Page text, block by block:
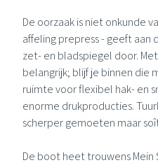
De oorzaak is niet onkunde
affeling prepress - geeft aan
zet- en bladspiegel door.
belangrijk; blijf je binnen die
ruimte voor flexibel hak- en
enorme drukproducties.
scherper gemoeten maar
De boot heet trouwens Mein